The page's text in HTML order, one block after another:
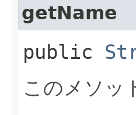
getName
public
このメソッ